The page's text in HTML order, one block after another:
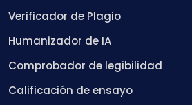
Verificador de Plagio
Humanizador de IA
Comprobador de legibilidad
Calificación de ensayo